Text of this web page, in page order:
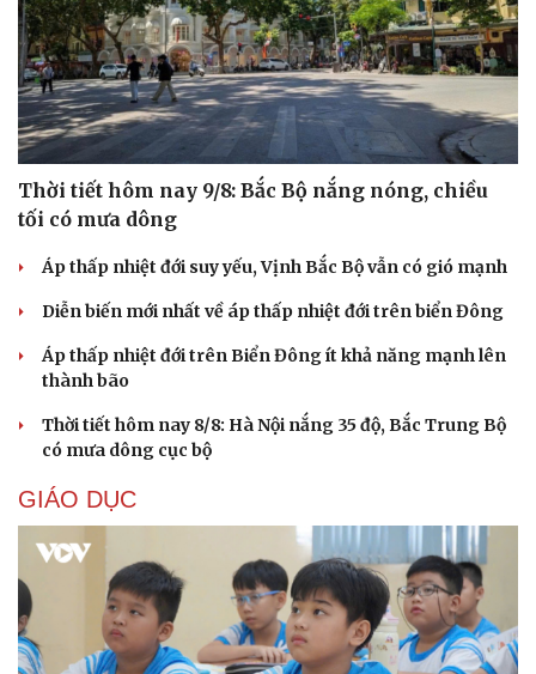
Thời tiết hôm nay 9/8: Bắc Bộ nắng nóng, chiều
tối có mưa dông
Áp thấp nhiệt đới suy yếu, Vịnh Bắc Bộ vẫn có gió mạnh
Diễn biến mới nhất về áp thấp nhiệt đới trên biển Đông
Áp thấp nhiệt đới trên Biển Đông ít khả năng mạnh lên
thành bão
Thời tiết hôm nay 8/8: Hà Nội nắng 35 độ, Bắc Trung Bộ
có mưa dông cục bộ
GIÁO DỤC